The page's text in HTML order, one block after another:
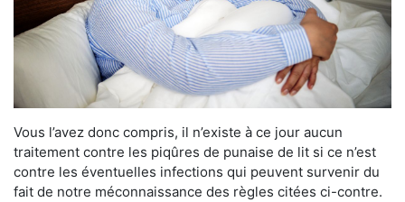
Vous l’avez donc compris, il n’existe à ce jour aucun
traitement contre les piqûres de punaise de lit si ce n’est
contre les éventuelles infections qui peuvent survenir du
fait de notre méconnaissance des règles citées ci-contre.